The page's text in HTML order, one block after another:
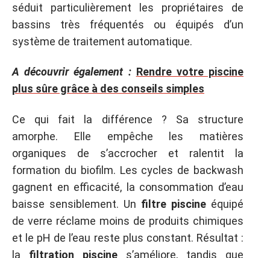
séduit particulièrement les propriétaires de
bassins très fréquentés ou équipés d’un
système de traitement automatique.
A découvrir également : Rendre votre piscine
plus sûre grâce à des conseils simples
Ce qui fait la différence ? Sa structure
amorphe. Elle empêche les matières
organiques de s’accrocher et ralentit la
formation du biofilm. Les cycles de backwash
gagnent en efficacité, la consommation d’eau
baisse sensiblement. Un filtre piscine équipé
de verre réclame moins de produits chimiques
et le pH de l’eau reste plus constant. Résultat :
la filtration piscine s’améliore, tandis que